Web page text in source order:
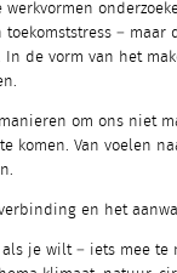
– maar
de vorm van het
om ons niet
komen. Van voelen
en het
je wilt – iets mee te